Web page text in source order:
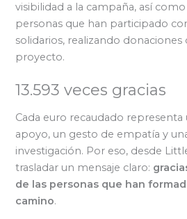
visibilidad a la campaña, así
personas que han participado
solidarios, realizando
proyecto.
13.593 veces gracias
Cada euro recaudado representa
apoyo, un gesto de empatía y
investigación. Por eso, desde
trasladar un mensaje claro:
de las personas que han
camino.